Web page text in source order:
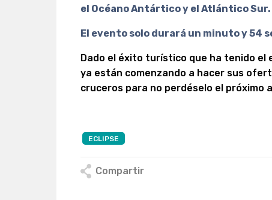
el Océano Antártico y el Atlántico Sur.
El evento solo durará un minuto y 54
Dado el éxito turístico que ha tenido
ya están comenzando a hacer sus
cruceros para no perdéselo el próximo
ECLIPSE
Compartir